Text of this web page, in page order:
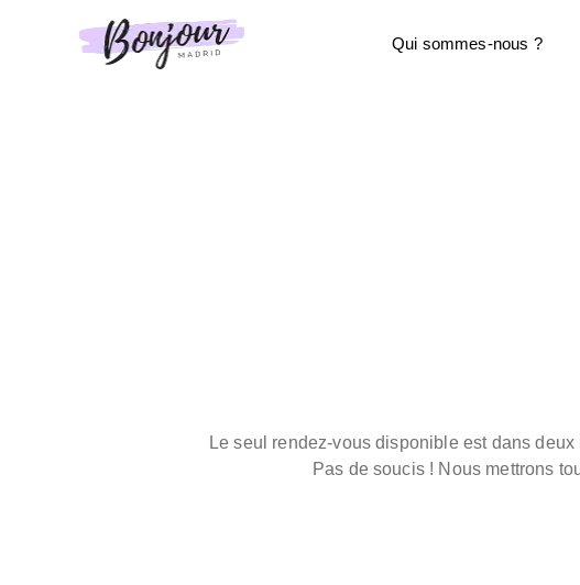
Qui sommes-nous ?
Le seul rendez-vous disponible est dans
Pas de soucis ! Nous mettrons